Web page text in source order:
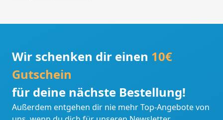
Wir schenken dir einen 10€
Gutschein
für deine nächste Bestellung!
Außerdem entgehen dir nie mehr Top-Angebote von